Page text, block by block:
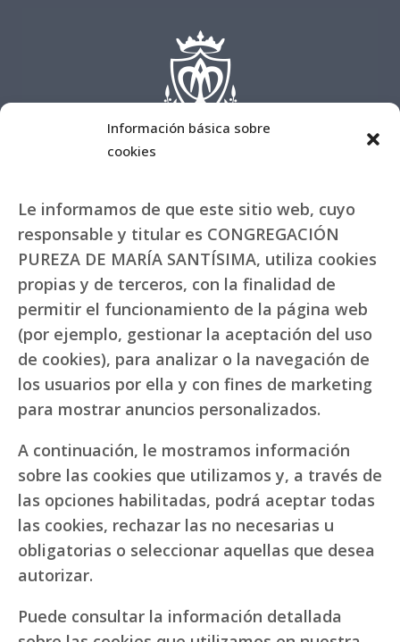
Información básica sobre
cookies
Le informamos de que este sitio web, cuyo
responsable y titular es CONGREGACIÓN
PUREZA DE MARÍA SANTÍSIMA, utiliza cookies
propias y de terceros, con la finalidad de
permitir el funcionamiento de la página web
(por ejemplo, gestionar la aceptación del uso
de cookies), para analizar o la navegación de
los usuarios por ella y con fines de marketing
para mostrar anuncios personalizados.
A continuación, le mostramos información
sobre las cookies que utilizamos y, a través de
las opciones habilitadas, podrá aceptar todas
las cookies, rechazar las no necesarias u
obligatorias o seleccionar aquellas que desea
autorizar.
Puede consultar la información detallada